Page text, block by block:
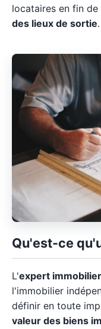
locataires en fin
des lieux de sortie.
Qu'est-ce
L'expert immobilier
l'immobilier
définir en toute
valeur des biens